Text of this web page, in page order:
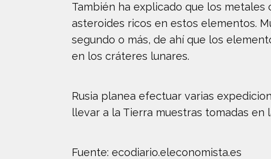
También ha explicado que los
asteroides ricos en estos elementos.
segundo o más, de ahí que los
en los cráteres lunares.
Rusia planea efectuar varias
llevar a la Tierra muestras tomadas
Fuente: ecodiario.eleconomista.es